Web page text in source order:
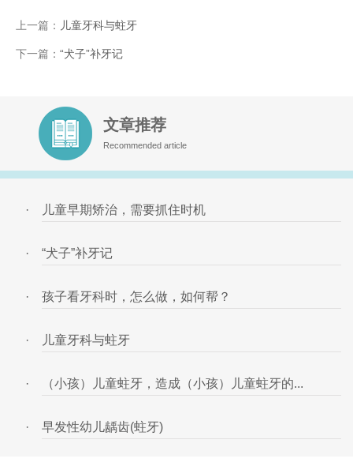
上一篇： 儿童牙科与蛀牙
下一篇： “犬子”补牙记
文章推荐
Recommended article
· 儿童早期矫治，需要抓住时机
· “犬子”补牙记
· 孩子看牙科时，怎么做，如何帮？
· 儿童牙科与蛀牙
· （小孩）儿童蛀牙，造成（小孩）儿童蛀牙的...
· 早发性幼儿龋齿(蛀牙)